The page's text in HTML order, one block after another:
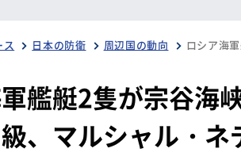
ス 日本の防衛 周辺国の動向
艦艇2隻が宗谷海
、マルシャル・ネ